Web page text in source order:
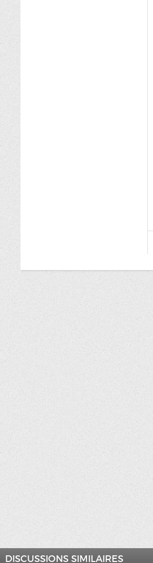
DISCUSSIONS SIMILAIRES